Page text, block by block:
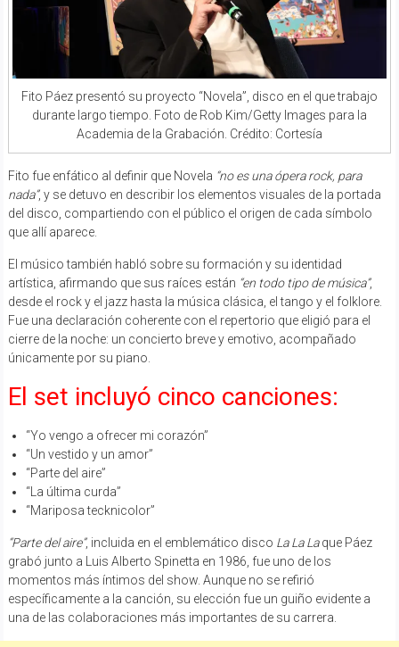
Fito Páez presentó su proyecto “Novela”, disco en el que trabajo
durante largo tiempo. Foto de Rob Kim/Getty Images para la
Academia de la Grabación. Crédito: Cortesía
Fito fue enfático al definir que Novela “no es una ópera rock, para
nada”, y se detuvo en describir los elementos visuales de la portada
del disco, compartiendo con el público el origen de cada símbolo
que allí aparece.
El músico también habló sobre su formación y su identidad
artística, afirmando que sus raíces están “en todo tipo de música”,
desde el rock y el jazz hasta la música clásica, el tango y el folklore.
Fue una declaración coherente con el repertorio que eligió para el
cierre de la noche: un concierto breve y emotivo, acompañado
únicamente por su piano.
El set incluyó cinco canciones:
“Yo vengo a ofrecer mi corazón”
“Un vestido y un amor”
“Parte del aire”
“La última curda”
“Mariposa tecknicolor”
“Parte del aire”, incluida en el emblemático disco La La Laque Páez
grabó junto a Luis Alberto Spinetta en 1986, fue uno de los
momentos más íntimos del show. Aunque no se refirió
específicamente a la canción, su elección fue un guiño evidente a
una de las colaboraciones más importantes de su carrera.